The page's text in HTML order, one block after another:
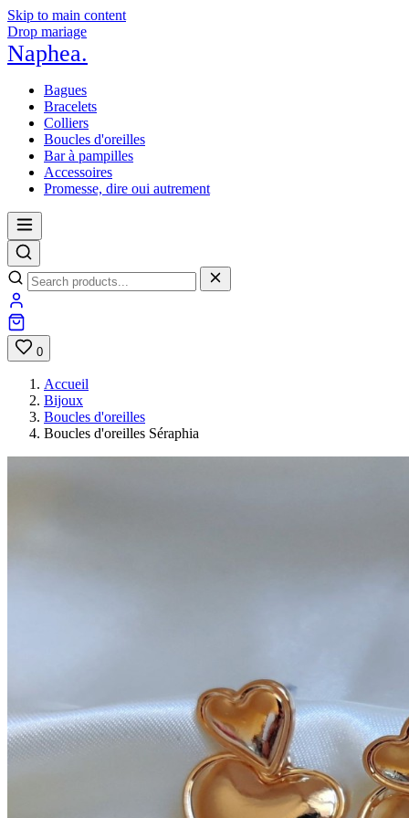
Skip to main content
Drop mariage
Naphea.
Bagues
Bracelets
Colliers
Boucles d'oreilles
Bar à pampilles
Accessoires
Promesse, dire oui autrement
0
Accueil
Bijoux
Boucles d'oreilles
Boucles d'oreilles Séraphia